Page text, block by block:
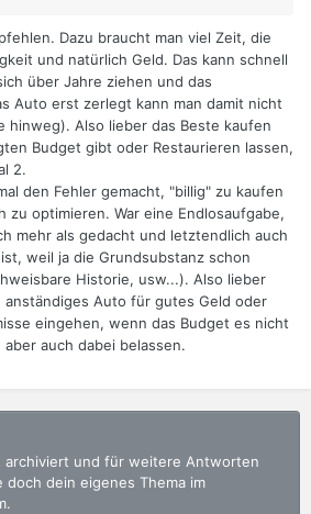
Dazu braucht man viel Zeit, die
und natürlich Geld. Das kann schnell
über Jahre ziehen und das
Auto erst zerlegt kann man damit nicht
hinweg). Also lieber das Beste kaufen
Budget gibt oder Restaurieren lassen,
2.
den Fehler gemacht, "billig" zu kaufen
zu optimieren. War eine Endlosaufgabe,
mehr als gedacht und letztendlich auch
weil ja die Grundsubstanz schon
Historie, usw...). Also lieber
anständiges Auto für gutes Geld oder
eingehen, wenn das Budget es nicht
auch dabei belassen.
archiviert und für weitere Antworten
doch dein eigenes Thema im